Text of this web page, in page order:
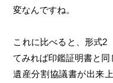
変なんですね。
これに比べると、形式2
てみれば印鑑証明書と同
遺産分割協議書が出来